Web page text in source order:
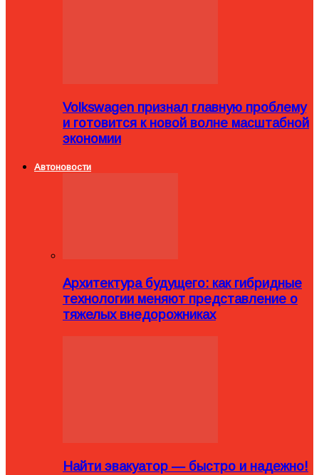
Volkswagen признал главную проблему
и готовится к новой волне масштабной
экономии
Автоновости
Архитектура будущего: как гибридные
технологии меняют представление о
тяжелых внедорожниках
Найти эвакуатор — быстро и надежно!